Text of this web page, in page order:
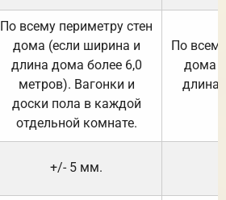
По всему периметру стен
дома (если ширина и
длина дома более 6,0
метров). Вагонки и
доски пола в каждой
отдельной комнате.
По
дома
длина
+/- 5 мм.